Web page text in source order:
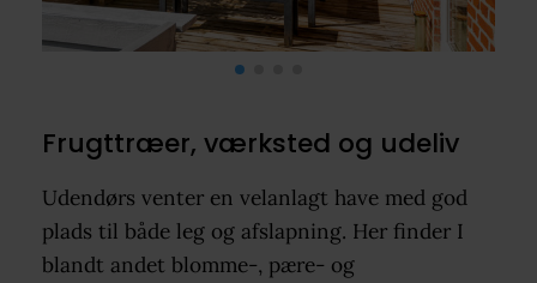
Frugttræer, værksted og udeliv
Udendørs venter en velanlagt have med god
plads til både leg og afslapning. Her finder I
blandt andet blomme-, pære- og